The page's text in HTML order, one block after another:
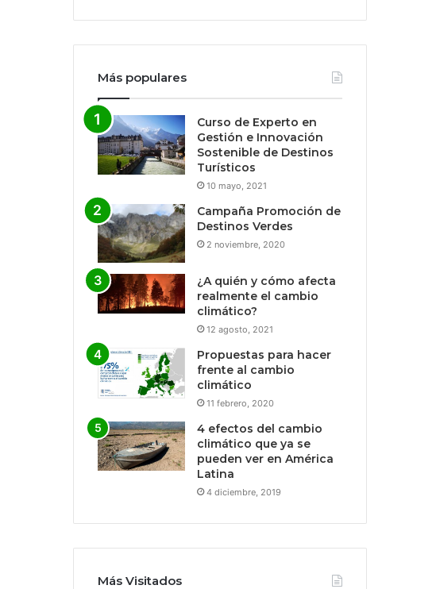
Más populares
Curso de Experto en
Gestión e Innovación
Sostenible de Destinos
Turísticos
10 mayo, 2021
Campaña Promoción de
Destinos Verdes
2 noviembre, 2020
¿A quién y cómo afecta
realmente el cambio
climático?
12 agosto, 2021
Propuestas para hacer
frente al cambio
climático
11 febrero, 2020
4 efectos del cambio
climático que ya se
pueden ver en América
Latina
4 diciembre, 2019
Más Visitados